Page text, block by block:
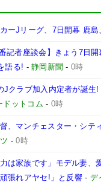
ーJリーグ、7日開幕 鹿
記者座談会】きょう7日
語る! -静岡新聞 - 0時
Jクラブ加入内定者が誕
ドットコム - 0時
、マンチェスター・シテ
-0時
は家族です」モデル妻
張れアヤセ!」と反響- デ